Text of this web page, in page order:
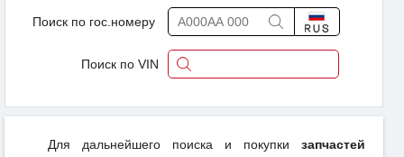
Поиск по гос.номеру
Поиск по VIN
Для дальнейшего поиска и покупки запчастей